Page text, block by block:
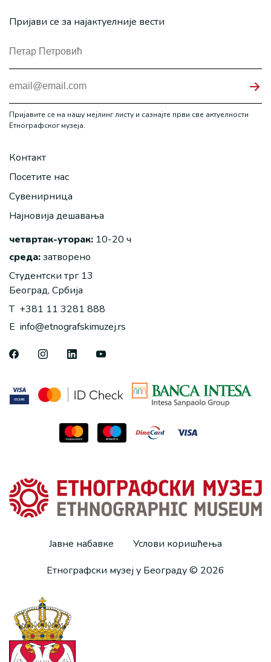
Пријави се за најактуелније вести
Пријавите се на нашу мејлинг листу и сазнајте први све актуелности
Етнографског музеја.
Контакт
Посетите нас
Сувенирница
Најновија дешавања
четвртак-уторак: 10-20 ч
среда:затворено
Студентски трг 13
Београд, Србија
T +381 11 3281 888
E info@etnografskimuzej.rs
Јавне набавке
Услови коришћења
Етнографски музеј у Београду © 2026